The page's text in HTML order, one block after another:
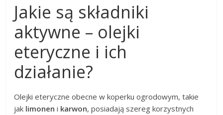
Jakie są składniki
aktywne – olejki
eteryczne i ich
działanie?
Olejki eteryczne obecne w koperku ogrodowym, takie
jak limonen i karwon, posiadają szereg korzystnych